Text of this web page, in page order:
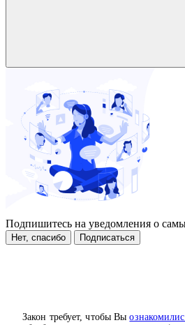
Закон требует, чтобы Вы
Подпишитесь на уведомления о
Нет, спасибо Подписаться